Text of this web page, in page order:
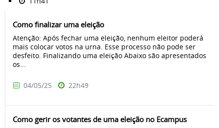
Como finalizar uma eleição
Atenção: Após fechar uma eleição, nenhum eleitor poderá
mais colocar votos na urna. Esse processo não pode ser
desfeito. Finalizando uma eleição Abaixo são apresentados
os...
04/05/25 22h49
Como gerir os votantes de uma eleição no Ecampus